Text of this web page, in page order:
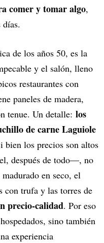
comer y tomar algo,
de los años 50, es la
y el salón, lleno
restaurantes con
paneles de madera,
tenue. Un detalle: los
de carne Laguiole
bien los precios son altos
después de todo—, no
en seco, el
con trufa y las torres de
precio-calidad. Por eso
sino también
experiencia